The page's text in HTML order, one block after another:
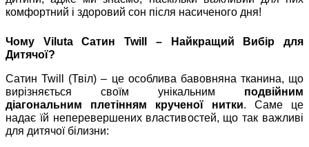
комфортний і здоровий сон після насиченого дня!
Чому Viluta Сатин Twill – Найкращий Вибір для
Дитячої?
Сатин Twill (Твіл) – це особлива бавовняна тканина, що
вирізняється своїм унікальним подвійним
діагональним плетінням крученої нитки. Саме це
надає їй неперевершених властивостей, що так важливі
для дитячої білизни: